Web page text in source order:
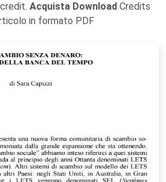
Acquista Download Credits
in formato PDF